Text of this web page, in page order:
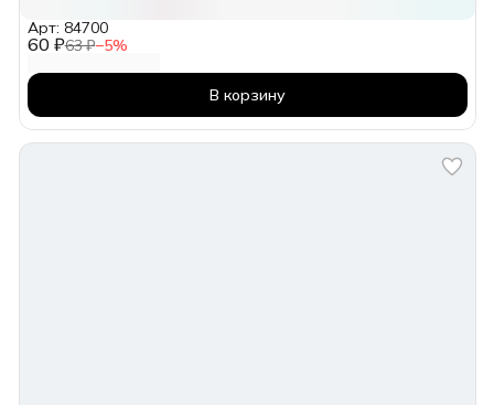
60 ₽63 ₽−5%
Арт: 84700
В корзину